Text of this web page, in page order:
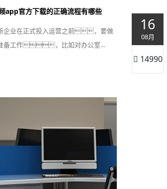
app官方下载的正确流程有哪些
企业在正式投入运营之前，要做
备工作，比如对办公室…
16
08月
14990